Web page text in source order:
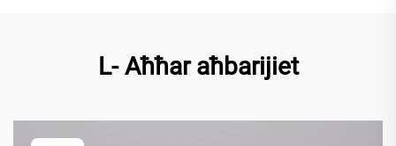
L- Aħħar aħbarijiet